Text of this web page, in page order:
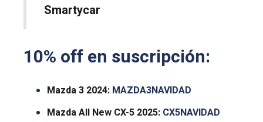
Smartycar
10% off en suscripción:
Mazda 3 2024: MAZDA3NAVIDAD
Mazda All New CX-5 2025: CX5NAVIDAD